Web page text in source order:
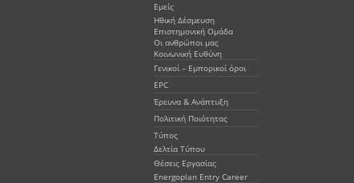
Εξοικονόμηση
Ενέργειας
για ένα
αειφόρο
μέλλον
Εμείς
Ηθική Δέσμευση
Επιστημονική Ομάδα
Οι ανθρώποι μας
Κοινωνική Ευθύνη
Γενικοί – Εμπορικοί όροι
EPC
Έρευνα & Ανάπτυξη
Πολιτική Ποιότητας
Τύπος
Δελτία Τύπου
Θέσεις Εργασίας
Energoplan Entry Career